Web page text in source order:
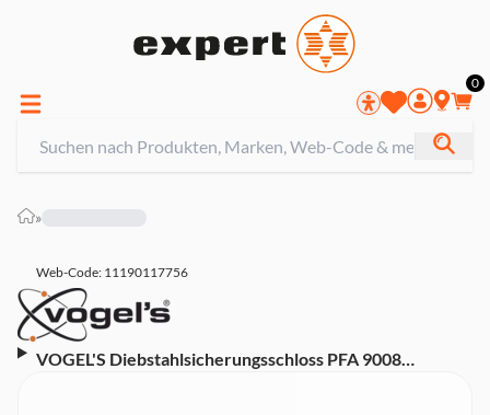
0
»
Web-Code: 11190117756
VOGEL'S Diebstahlsicherungsschloss PFA 9008